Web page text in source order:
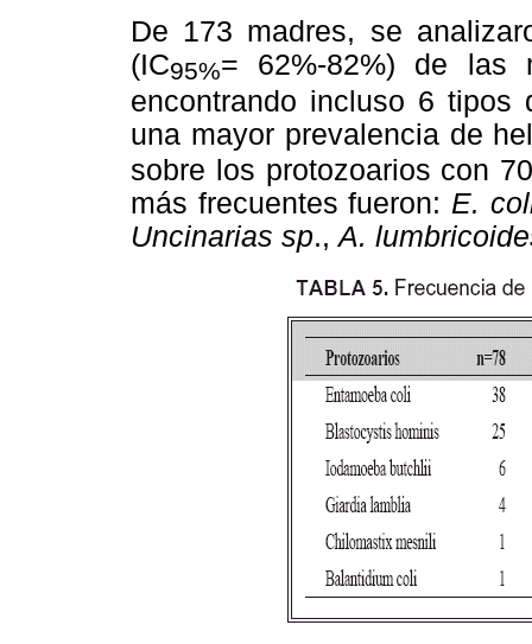
De 173 madres, se
(IC95%= 62%-82%) de las
encontrando incluso 6 tipos
una mayor prevalencia de
sobre los protozoarios con
más frecuentes fueron: E.
Uncinarias sp.,A.